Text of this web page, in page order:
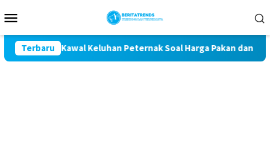
ke
Mobile
Terbaru
Komit Kawal Keluhan Peternak Soal Harga Pakan dan Telur